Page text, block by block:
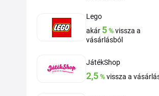
Lego
akár 5%vissza a
vásárlásból
JátékShop
2,5%vissza a